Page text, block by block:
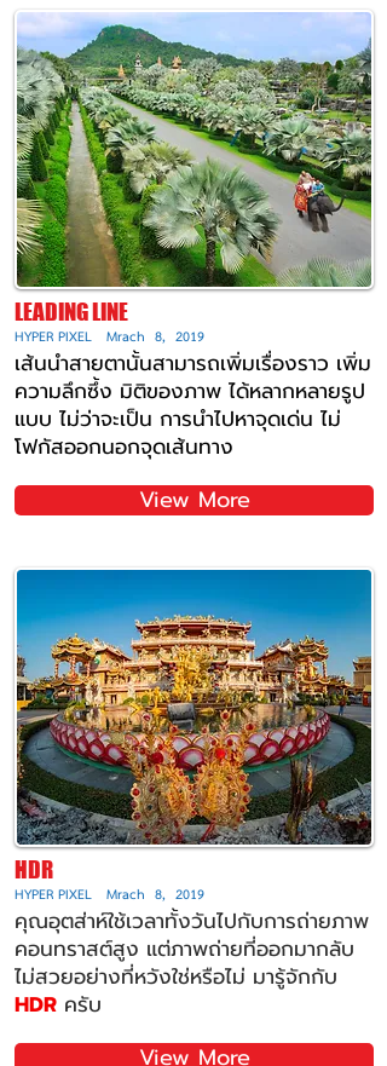
LEADING LINE
HYPER PIXEL Mrach 8, 2019
เส้นนำสายตานั้นสามารถเพิ่มเรื่องราว เพิ่ม
ความลึกซึ้ง มิติของภาพ ได้หลากหลายรูป
แบบ ไม่ว่าจะเป็น การนำไปหาจุดเด่น ไม่
โฟกัสออกนอกจุดเส้นทาง
View More
HDR
HYPER PIXEL Mrach 8, 2019
คุณอุตส่าห์ใช้เวลาทั้งวันไปกับการถ่ายภาพ
คอนทราสต์สูง แต่ภาพถ่ายที่ออกมากลับ
ไม่สวยอย่างที่หวังใช่หรือไม่ มารู้จักกับ
HDR ครับ
View More